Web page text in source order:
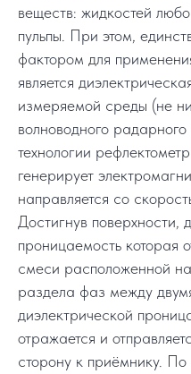
веществ: жидкостей
пульпы. При этом,
фактором для
является
измеряемой среды (не
волноводного
технологии
генерирует
направляется со
Достигнув поверхности,
проницаемость которая
смеси расположенной
раздела фаз между
диэлектрической
отражается и
сторону к приёмнику.